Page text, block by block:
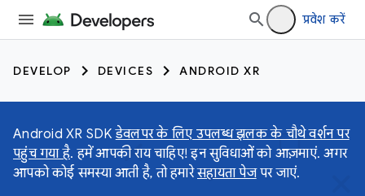
प्रवेश करें
DEVELOP DEVICES ANDROID XR
Android XR SDKडेवलपर के लिए उपलब्ध झलक के चौथे वर्शन पर
पहुंच गया है. हमें आपकी राय चाहिए! इन सुविधाओं को आज़माएं. अगर
आपको कोई समस्या आती है, तो हमारेसहायता पेजपर जाएं.